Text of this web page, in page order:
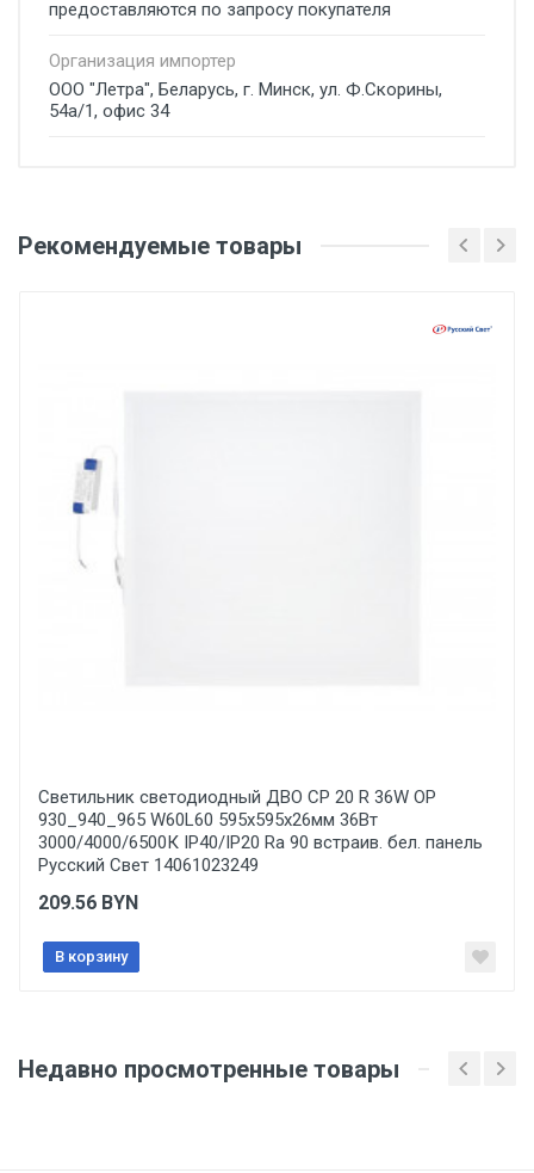
предоставляются по запросу покупателя
Организация импортер
ООО "Летра", Беларусь, г. Минск, ул. Ф.Скорины,
54а/1, офис 34
Рекомендуемые товары
Светильник светодиодный ДВО CP 20 R 36W OP
930_940_965 W60L60 595х595х26мм 36Вт
3000/4000/6500К IP40/IP20 Ra 90 встраив. бел. панель
Русский Свет 14061023249
209.56 BYN
В корзину
Недавно просмотренные товары